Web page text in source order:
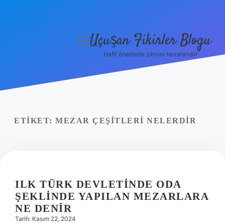
Yasal Uyarı
menüyü
Uçuşan Fikirler Blogu
Hafif önerilerle zihnini havalandır!
ETIKET: MEZAR ÇEŞITLERI NELERDIR
ILK TÜRK DEVLETINDE ODA
ŞEKLINDE YAPILAN MEZARLARA
NE DENIR
Tarih: Kasım 22, 2024